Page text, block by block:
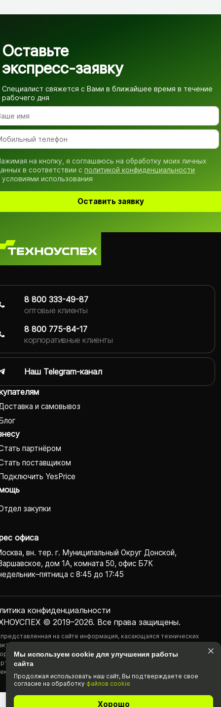
Оставьте
экспресс-заявку
Специалист свяжется с Вами в ближайшее время в течение
рабочего дня
на кнопку, я соглашаюсь на обработку моих личных
в соответствии с политикой конфиденциальности
условиями использования
Оставить заявку
и самовывоз
партнёром
поставщиком
YesPrice
закупки
офиса
вн. тер. г. Муниципальный Округ Донской,
дом 1А, комната 50, офис Б7К
с 8:45 до 17:45
© 2019–2026. Все права защищены.
конфиденциаль­ности
на сайте информация, касающаяся технических
наличия на складе, стоимости товаров, носит
характер и ни при каких условиях не является публичной
определяемой положениями Статьи 437(2) Гражданского
РФ.
8 800 333-49-87
оптовые клиенты
8 800 775-84-17
корпоративные клиенты
Наш Telegram-канал
Мы используем cookie для улучшения работы
сайта
Продолжая использовать наш cайт, Вы подтвержда­ете свое
согласие на обработку файлов cookie
Хорошо